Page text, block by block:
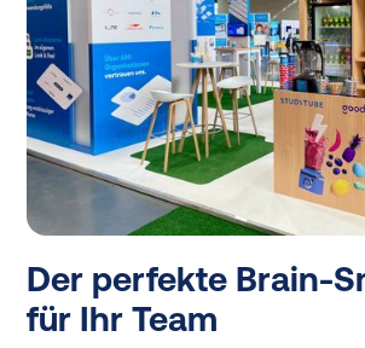
Der perfekte Brain-
für Ihr Team